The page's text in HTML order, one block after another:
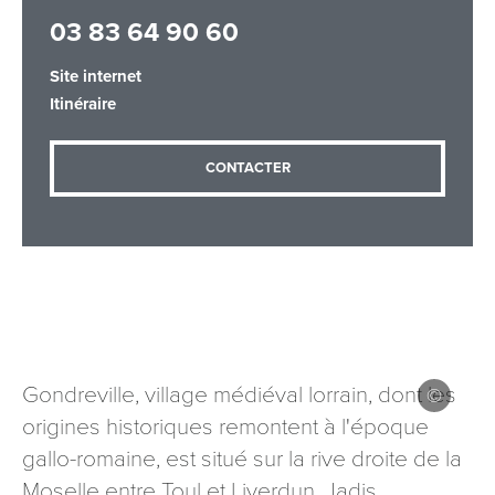
03 83 64 90 60
Site internet
Itinéraire
CONTACTER
Gondreville, village médiéval lorrain, dont les
origines historiques remontent à l'époque
gallo-romaine, est situé sur la rive droite de la
Adresse email
Message*
nécessaires au traitement de votre demande (sauf
mention contraire). Vous disposez d’un droit d’accès, de
rectification et d’opposition aux données vous concernant,
que vous pouvez exercer en adressant une demande par